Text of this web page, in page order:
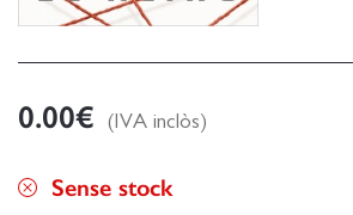
0.00€ (IVA inclòs)
Sense stock